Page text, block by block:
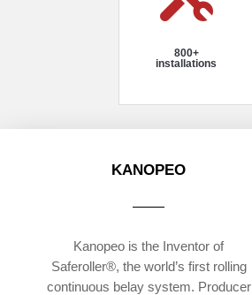
800+
installations
KANOPEO
Kanopeo is the Inventor of
Saferoller®, the world’s first rolling
continuous belay system. Producer